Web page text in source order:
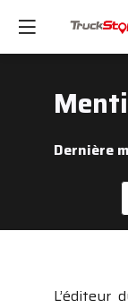
Dernière
L’éditeur